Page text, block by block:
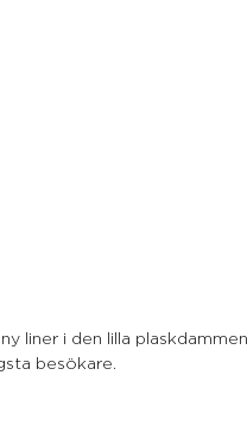
liner i den lilla
besökare.